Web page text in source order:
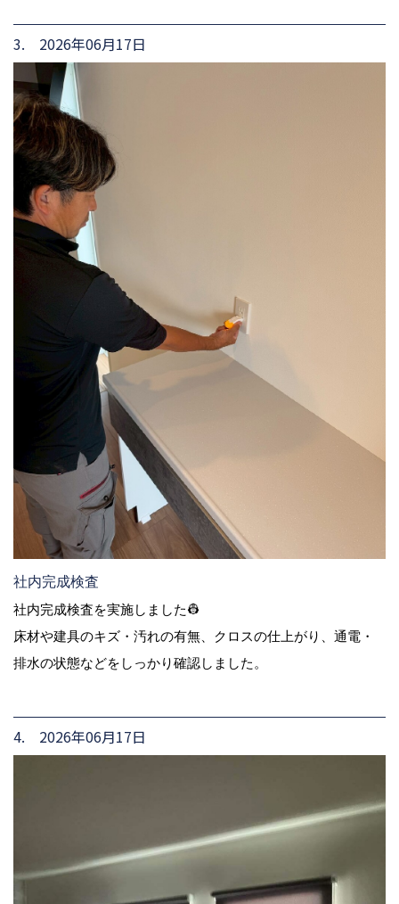
3. 2026年06月17日
社内完成検査
社内完成検査を実施しました👷
床材や建具のキズ・汚れの有無、クロスの仕上がり、通電・
排水の状態などをしっかり確認しました。
4. 2026年06月17日